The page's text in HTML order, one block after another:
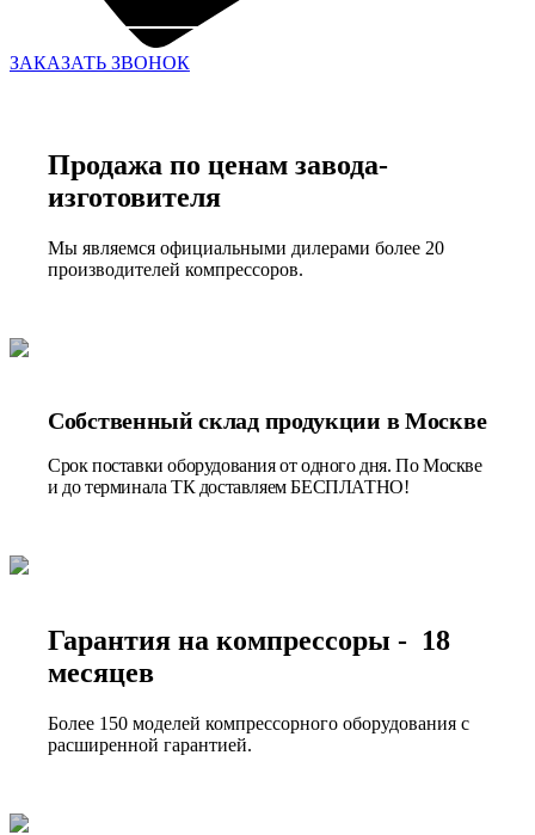
ЗАКАЗАТЬ ЗВОНОК
Продажа по ценам завода-
изготовителя
Мы являемся официальными дилерами более 20
производителей компрессоров.
Собственный склад продукции в Москве
Срок поставки оборудования от одного дня. По Москве
и до терминала ТК доставляем БЕСПЛАТНО!
Гарантия на компрессоры - 18
месяцев
Более 150 моделей компрессорного оборудования с
расширенной гарантией.